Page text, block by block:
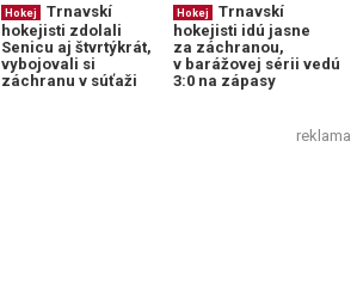
Hokej
Trnavskí
hokejisti zdolali
Senicu aj štvrtýkrát,
vybojovali si
záchranu v súťaži
Hokej
Trnavskí
hokejisti idú jasne
za záchranou,
v barážovej sérii vedú
3:0 na zápasy
reklama